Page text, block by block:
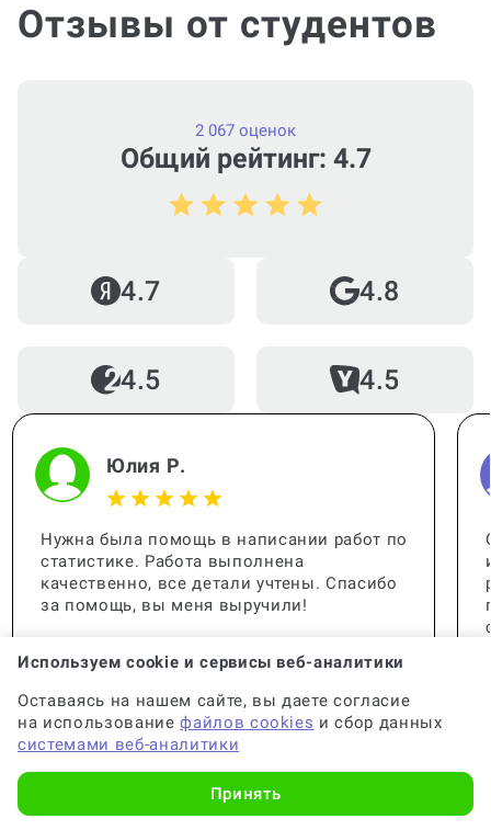
Отзывы от студентов
Общий рейтинг: 4.7
2 067 оценок
4.7 4.8
4.5 4.5
Юлия Р.
Нужна была помощь в написании работ по
статистике. Работа выполнена
качественно, все детали учтены. Спасибо
за помощь, вы меня выручили!
Используем cookie и сервисы веб-аналитики
Оставаясь на нашем сайте, вы даете согласие
на использованиефайлов cookies и сбор данных
системами веб-аналитики
Принять